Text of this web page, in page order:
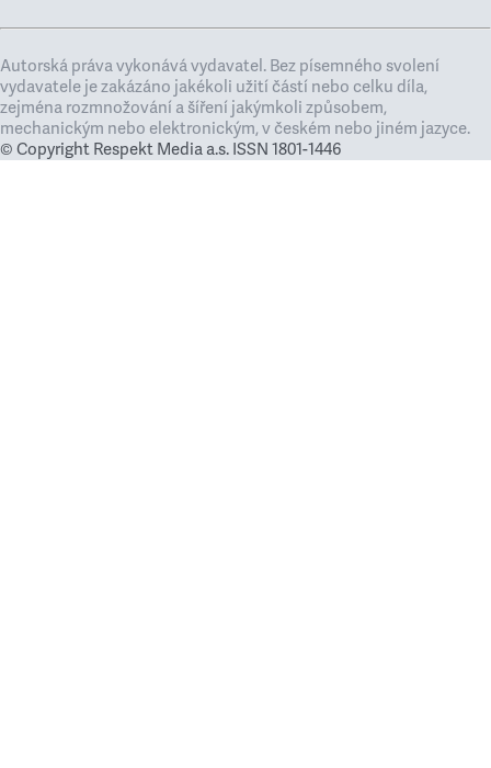
Autorská práva vykonává vydavatel. Bez písemného svolení
vydavatele je zakázáno jakékoli užití částí nebo celku díla,
zejména rozmnožování a šíření jakýmkoli způsobem,
mechanickým nebo elektronickým, v českém nebo jiném jazyce.
© Copyright Respekt Media a.s. ISSN 1801-1446